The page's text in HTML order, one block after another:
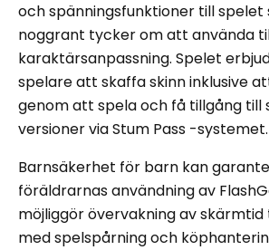
och spänningsfunktioner till spelet
noggrant tycker om att använda
karaktärsanpassning. Spelet
spelare att skaffa skinn inklusive
genom att spela och få tillgång till
versioner via Stum Pass -systemet.
Barnsäkerhet för barn kan
föräldrarnas användning av
möjliggör övervakning av
med spelspårning och